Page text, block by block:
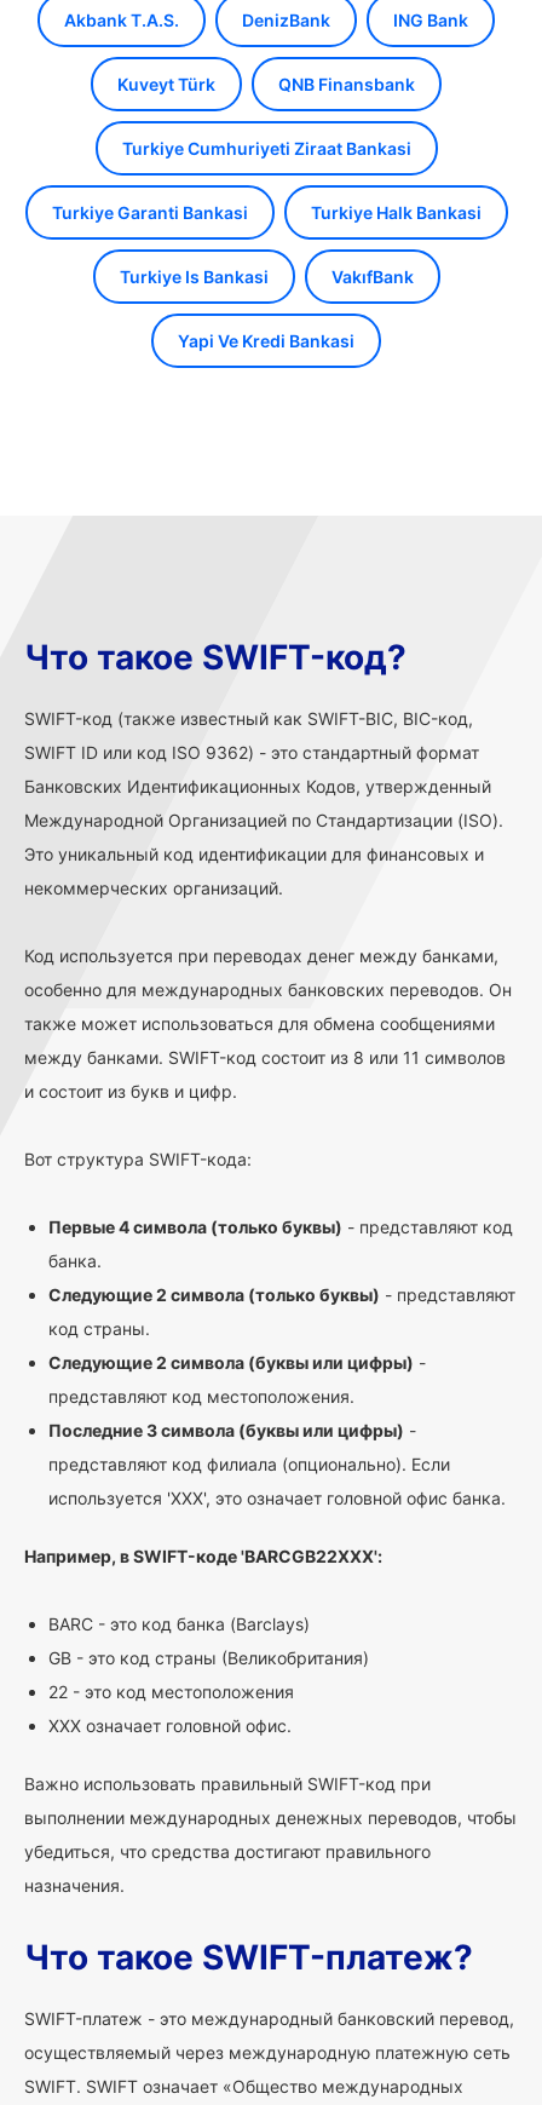
Akbank T.A.S. DenizBank ING Bank
Kuveyt Türk QNB Finansbank
Turkiye Cumhuriyeti Ziraat Bankasi
Turkiye Garanti Bankasi Turkiye Halk Bankasi
Turkiye Is Bankasi VakıfBank
Yapi Ve Kredi Bankasi
Что такое SWIFT-код?
SWIFT-код (также известный как SWIFT-BIC, BIC-код,
SWIFT ID или код ISO 9362) - это стандартный формат
Банковских Идентификационных Кодов, утвержденный
Международной Организацией по Стандартизации (ISO).
Это уникальный код идентификации для финансовых и
некоммерческих организаций.
Код используется при переводах денег между банками,
особенно для международных банковских переводов. Он
также может использоваться для обмена сообщениями
между банками. SWIFT-код состоит из 8 или 11 символов
и состоит из букв и цифр.
Вот структура SWIFT-кода:
Первые 4 символа (только буквы) - представляют код
банка.
Следующие 2 символа (только буквы) - представляют
код страны.
Следующие 2 символа (буквы или цифры) -
представляют код местоположения.
Последние 3 символа (буквы или цифры) -
представляют код филиала (опционально). Если
используется 'XXX', это означает головной офис банка.
Например, в SWIFT-коде 'BARCGB22XXX':
BARC - это код банка (Barclays)
GB - это код страны (Великобритания)
22 - это код местоположения
XXX означает головной офис.
Важно использовать правильный SWIFT-код при
выполнении международных денежных переводов, чтобы
убедиться, что средства достигают правильного
назначения.
Что такое SWIFT-платеж?
SWIFT-платеж - это международный банковский перевод,
осуществляемый через международную платежную сеть
SWIFT. SWIFT означает «Общество международных